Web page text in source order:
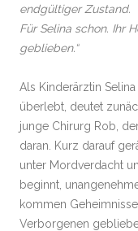
endgültiger Zustand.
Für Selina schon. Ihr
geblieben.“
Als Kinderärztin
überlebt, deutet
junge Chirurg Rob,
daran. Kurz darauf
unter Mordverdacht
beginnt,
kommen
Verborgenen